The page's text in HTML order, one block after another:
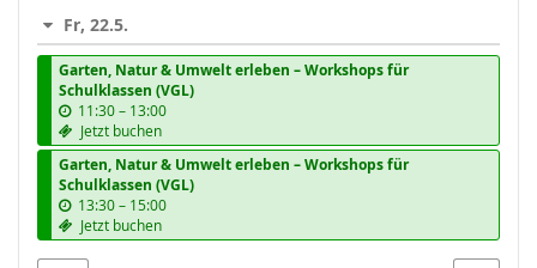
Fr, 22.5.
Garten, Natur & Umwelt erleben – Workshops für
Schulklassen (VGL)
11:30–b
i
s
13:00
Jetzt buchen
Garten, Natur & Umwelt erleben – Workshops für
Schulklassen (VGL)
13:30–b
i
s
15:00
Jetzt buchen